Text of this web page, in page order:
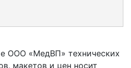
ООО «МедВП» технических
макетов и цен носит